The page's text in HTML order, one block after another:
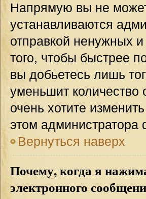
Напрямую вы не
устанавливаются
отправкой ненужных
того, чтобы быстрее
вы добьетесь лишь
уменьшит
очень хотите
этом администратора
Вернуться наверх
Почему, когда я
электронного